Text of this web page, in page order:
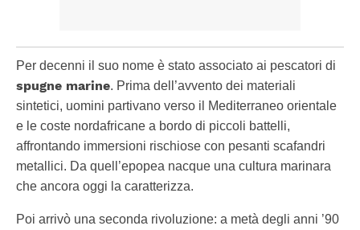
Per decenni il suo nome è stato associato ai pescatori di
spugne marine. Prima dell’avvento dei materiali
sintetici, uomini partivano verso il Mediterraneo orientale
e le coste nordafricane a bordo di piccoli battelli,
affrontando immersioni rischiose con pesanti scafandri
metallici. Da quell’epopea nacque una cultura marinara
che ancora oggi la caratterizza.
Poi arrivò una seconda rivoluzione: a metà degli anni ’90